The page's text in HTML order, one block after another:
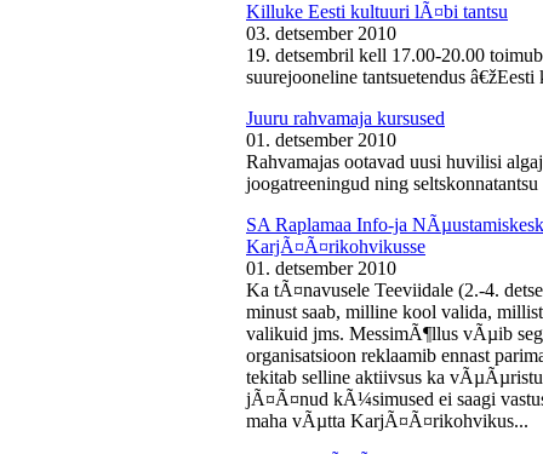
Killuke Eesti kultuuri lÃ¤bi tantsu
03. detsember 2010
19. detsembril kell 17.00-20.00
suurejooneline tantsuetendus
Juuru rahvamaja kursused
01. detsember 2010
Rahvamajas ootavad uusi huvilisi
joogatreeningud ning seltskonnatantsu
SA Raplamaa Info-ja
KarjÃ¤Ã¤rikohvikusse
01. detsember 2010
Ka tÃ¤navusele Teeviidale (2.-4.
minust saab, milline kool valida,
valikuid jms. MessimÃ¶llus vÃµib
organisatsioon reklaamib ennast
tekitab selline aktiivsus ka
jÃ¤Ã¤nud kÃ¼simused ei saagi
maha vÃµtta KarjÃ¤Ã¤rikohvikus...